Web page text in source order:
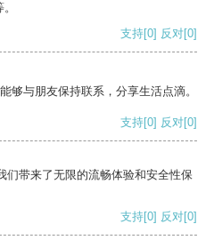
支持[0] 反对[0]
够与朋友保持联系，分享生活点滴。
支持[0] 反对[0]
们带来了无限的流畅体验和安全性保
支持[0] 反对[0]